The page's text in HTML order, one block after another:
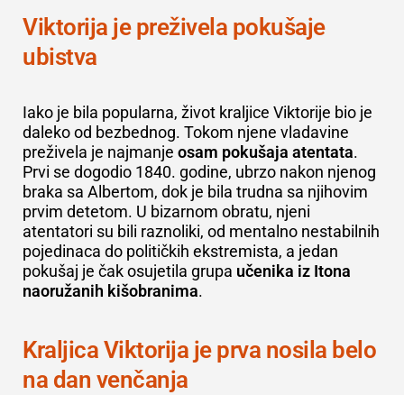
Viktorija je preživela pokušaje
ubistva
Iako je bila popularna, život kraljice Viktorije bio je
daleko od bezbednog. Tokom njene vladavine
preživela je najmanje osam pokušaja atentata.
Prvi se dogodio 1840. godine, ubrzo nakon njenog
braka sa Albertom, dok je bila trudna sa njihovim
prvim detetom. U bizarnom obratu, njeni
atentatori su bili raznoliki, od mentalno nestabilnih
pojedinaca do političkih ekstremista, a jedan
pokušaj je čak osujetila grupa učenika iz Itona
naoružanih kišobranima.
Kraljica Viktorija je prva nosila belo
na dan venčanja